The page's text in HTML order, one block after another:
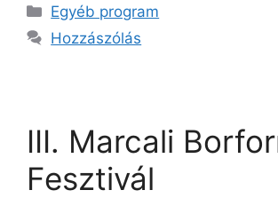
Egyéb program
Hozzászólás
III. Marcali
Fesztivál